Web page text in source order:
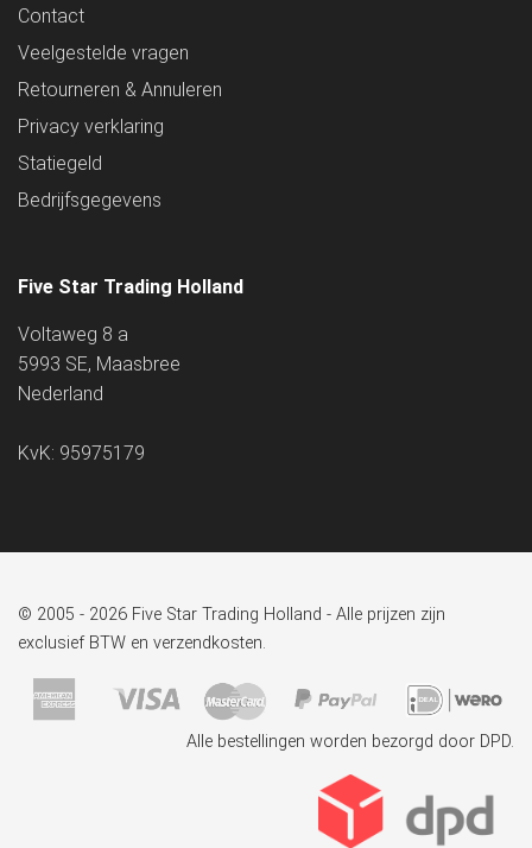
Contact
Veelgestelde vragen
Retourneren & Annuleren
Privacy verklaring
Statiegeld
Bedrijfsgegevens
Five Star Trading Holland
Voltaweg 8 a
5993 SE, Maasbree
Nederland
KvK: 95975179
© 2005 - 2026 Five Star Trading Holland - Alle prijzen zijn
exclusief BTW en verzendkosten.
Alle bestellingen worden bezorgd door DPD.